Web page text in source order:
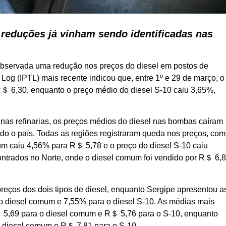
já vinham sendo identificadas nas
uma redução nos preços do diesel em postos de
(IPTL) mais recente indicou que, entre 1º e 29 de março, o
6,30, enquanto o preço médio do diesel S-10 caiu 3,65%,
refinarias, os preços médios do diesel nas bombas caíram
o país. Todas as regiões registraram queda nos preços, com
caiu 4,56% para R＄ 5,78 e o preço do diesel S-10 caiu
no Norte, onde o diesel comum foi vendido por R＄
dos dois tipos de diesel, enquanto Sergipe apresentou
comum e 7,55% para o diesel S-10. As médias mais
para o diesel comum e R＄ 5,76 para o S-10, enquanto